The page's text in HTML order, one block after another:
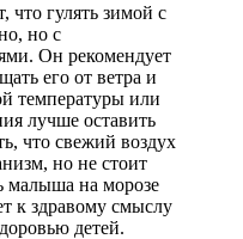
что гулять зимой с
но с
Он рекомендует
его от ветра и
температуры или
лучше оставить
что свежий воздух
но не стоит
малыша на морозе
к здравому смыслу
детей.